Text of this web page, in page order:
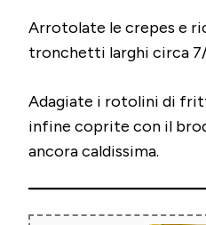
Arrotolate le crepes e
tronchetti larghi circa
Adagiate i rotolini di
infine coprite con il
ancora caldissima.